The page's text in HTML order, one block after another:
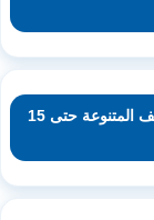
عروض ايزي ستور روي على الهواتف المتنوعة حتى 15